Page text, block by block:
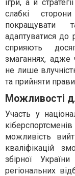
ігри, а й
слабкі
покращувати
адаптуватися до
сприяють
змаганнях, адже
не лише
та прийняти
Можливості
Участь у
можливість
кваліфікацій
збірної
регіональних